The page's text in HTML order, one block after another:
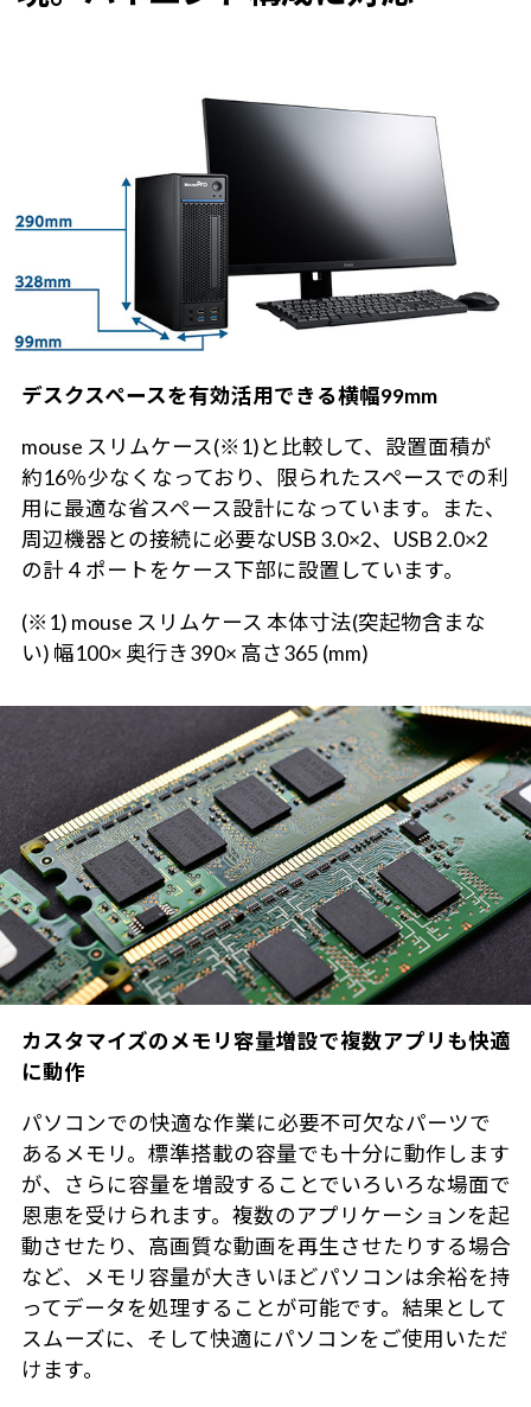
デスクスペースを有効活用できる横幅99mm
mouse スリムケース(※1)と比較して、設置面積が
約16％少なくなっており、限られたスペースでの利
用に最適な省スペース設計になっています。また、
周辺機器との接続に必要なUSB 3.0×2、USB 2.0×2
の計４ポートをケース下部に設置しています。
(※1) mouse スリムケース 本体寸法(突起物含まな
い) 幅100× 奥行き390× 高さ365 (mm)
カスタマイズのメモリ容量増設で複数アプリも快適
に動作
パソコンでの快適な作業に必要不可欠なパーツで
あるメモリ。標準搭載の容量でも十分に動作します
が、さらに容量を増設することでいろいろな場面で
恩恵を受けられます。複数のアプリケーションを起
動させたり、高画質な動画を再生させたりする場合
など、メモリ容量が大きいほどパソコンは余裕を持
ってデータを処理することが可能です。結果として
スムーズに、そして快適にパソコンをご使用いただ
けます。